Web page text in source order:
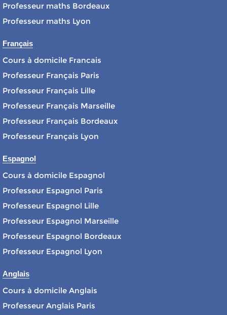
Professeur maths Bordeaux
Professeur maths Lyon
Français
Cours à domicile Francais
Professeur Français Paris
Professeur Français Lille
Professeur Français Marseille
Professeur Français Bordeaux
Professeur Français Lyon
Espagnol
Cours à domicile Espagnol
Professeur Espagnol Paris
Professeur Espagnol Lille
Professeur Espagnol Marseille
Professeur Espagnol Bordeaux
Professeur Espagnol Lyon
Anglais
Cours à domicile Anglais
Professeur Anglais Paris